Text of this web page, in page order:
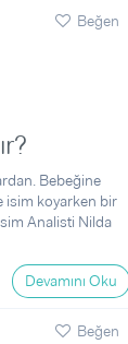
Beğen
Bebeğine
isim koyarken bir
Analisti Nilda
Devamını Oku
Beğen